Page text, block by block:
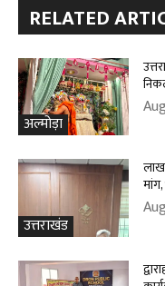
RELATED
अल्मोड़ा
उत्तराखंड